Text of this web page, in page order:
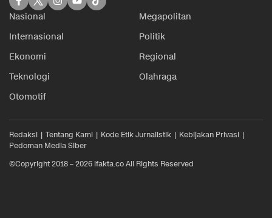
Nasional
Megapolitan
Internasional
Politik
Ekonomi
Regional
Teknologi
Olahraga
Otomotif
Redaksi Tentang Kami Kode Etik Jurnalistik
Kebijakan Privasi
Pedoman Media Siber
©Copyright 2018 – 2026 ifakta.co All Rights Reserved